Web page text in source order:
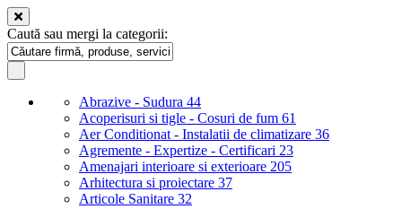
Caută sau mergi la categorii:
Abrazive - Sudura 44
Acoperisuri si tigle - Cosuri de fum 61
Aer Conditionat - Instalatii de climatizare 36
Agremente - Expertize - Certificari 23
Amenajari interioare si exterioare 205
Arhitectura si proiectare 37
Articole Sanitare 32